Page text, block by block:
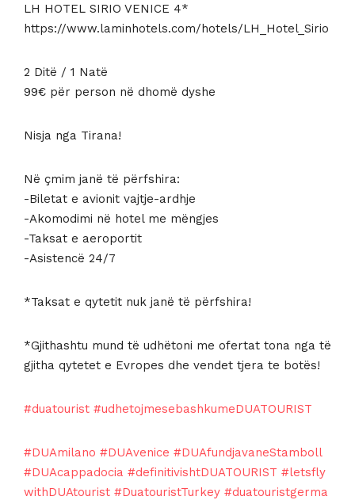
LH HOTEL SIRIO VENICE 4*
https://www.laminhotels.com/hotels/LH_Hotel_Sirio
2 Ditë / 1 Natë
99€ për person në dhomë dyshe
Nisja nga Tirana!
Në çmim janë të përfshira:
-Biletat e avionit vajtje-ardhje
-Akomodimi në hotel me mëngjes
-Taksat e aeroportit
-Asistencë 24/7
*Taksat e qytetit nuk janë të përfshira!
*Gjithashtu mund të udhëtoni me ofertat tona nga të
gjitha qytetet e Evropes dhe vendet tjera te botës!
#duatourist #udhetojmesebashkumeDUATOURIST
#DUAmilano #DUAvenice #DUAfundjavaneStamboll
#DUAcappadocia #definitivishtDUATOURIST #letsfly
withDUAtourist #DuatouristTurkey #duatouristgerma